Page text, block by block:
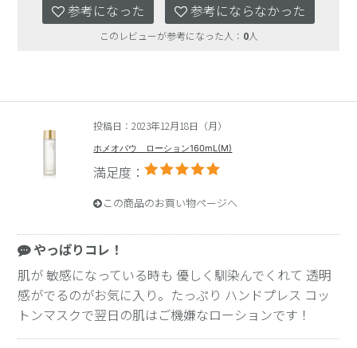
参考になった 参考にならなかった
このレビューが参考になった人： 0人
投稿日：2023年12月18日（月）
ホメオバウ ローション160mL(M)
満足度：
この商品のお買い物ページへ
やっぱりコレ！
肌が 敏感になっている時も 優しく馴染んでくれて 透明
感がでるのがお気に入り。たっぷり ハンドプレス コッ
トンマスクで翌日の肌はご機嫌なローションです！